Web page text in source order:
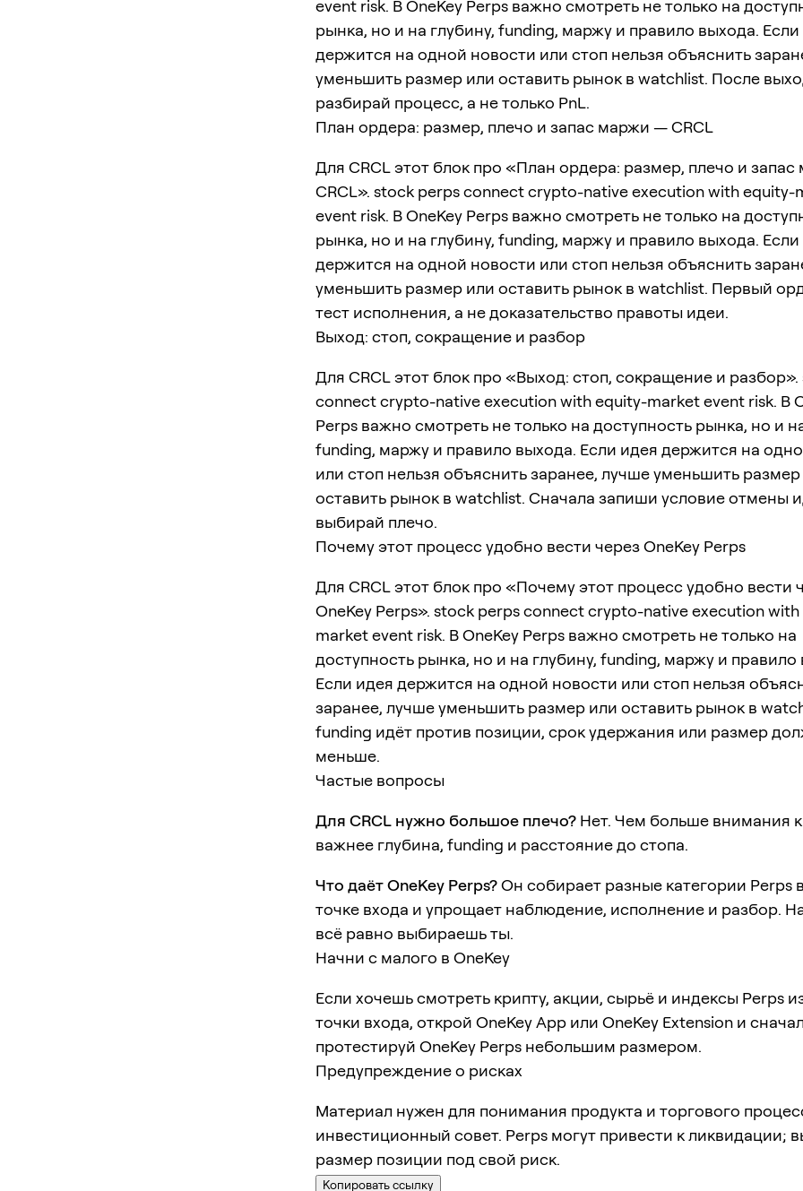
event risk. В OneKey Perps важно смотреть не только на
рынка, но и на глубину, funding, маржу и правило выхода. Если
держится на одной новости или стоп нельзя объяснить
уменьшить размер или оставить рынок в watchlist. После
разбирай процесс, а не только PnL.
План ордера: размер, плечо и запас маржи — CRCL
Для CRCL этот блок про «План ордера: размер, плечо и
CRCL». stock perps connect crypto-native execution with equity-
event risk. В OneKey Perps важно смотреть не только на
рынка, но и на глубину, funding, маржу и правило выхода. Если
держится на одной новости или стоп нельзя объяснить
уменьшить размер или оставить рынок в watchlist. Первый
тест исполнения, а не доказательство правоты идеи.
Выход: стоп, сокращение и разбор
Для CRCL этот блок про «Выход: стоп, сокращение и
connect crypto-native execution with equity-market event risk. В
Perps важно смотреть не только на доступность рынка, но и
funding, маржу и правило выхода. Если идея держится на
или стоп нельзя объяснить заранее, лучше уменьшить
оставить рынок в watchlist. Сначала запиши условие отмены
выбирай плечо.
Почему этот процесс удобно вести через OneKey Perps
Для CRCL этот блок про «Почему этот процесс удобно вести
OneKey Perps». stock perps connect crypto-native execution
market event risk. В OneKey Perps важно смотреть не только на
доступность рынка, но и на глубину, funding, маржу и правило
Если идея держится на одной новости или стоп нельзя
заранее, лучше уменьшить размер или оставить рынок в
funding идёт против позиции, срок удержания или размер
меньше.
Частые вопросы
Для CRCL нужно большое плечо? Нет. Чем больше внимания
важнее глубина, funding и расстояние до стопа.
Что даёт OneKey Perps?Он собирает разные категории Perps
точке входа и упрощает наблюдение, исполнение и разбор.
всё равно выбираешь ты.
Начни с малого в OneKey
Если хочешь смотреть крипту, акции, сырьё и индексы Perps
точки входа, открой OneKey App или OneKey Extension и
протестируй OneKey Perps небольшим размером.
Предупреждение о рисках
Материал нужен для понимания продукта и торгового
инвестиционный совет. Perps могут привести к ликвидации;
размер позиции под свой риск.
Копировать ссылку